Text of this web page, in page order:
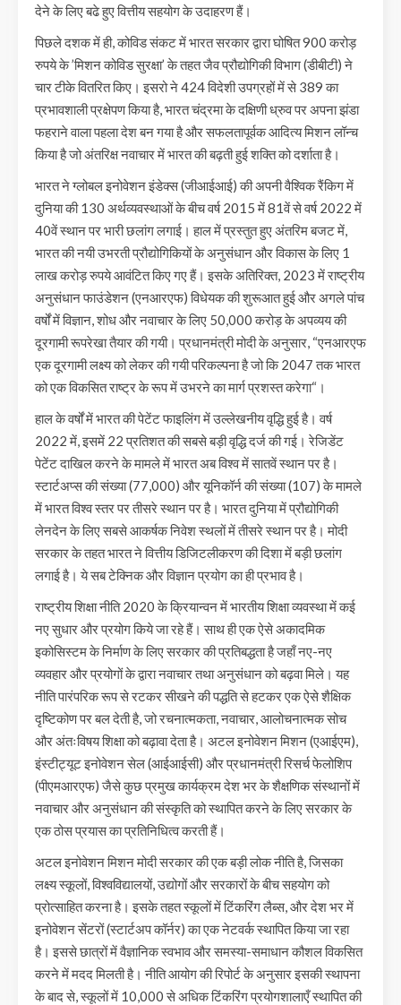
देने के लिए बढे हुए वित्तीय सहयोग के उदाहरण हैं।
पिछले दशक में ही, कोविड संकट में भारत सरकार द्वारा घोषित 900 करोड़
रुपये के ’मिशन कोविड सुरक्षा’ के तहत जैव प्रौद्योगिकी विभाग (डीबीटी) ने
चार टीके वितरित किए। इसरो ने 424 विदेशी उपग्रहों में से 389 का
प्रभावशाली प्रक्षेपण किया है, भारत चंद्रमा के दक्षिणी ध्रुव पर अपना झंडा
फहराने वाला पहला देश बन गया है और सफलतापूर्वक आदित्य मिशन लॉन्च
किया है जो अंतरिक्ष नवाचार में भारत की बढ़ती हुई शक्ति को दर्शाता है।
भारत ने ग्लोबल इनोवेशन इंडेक्स (जीआईआई) की अपनी वैश्विक रैंकिग में
दुनिया की 130 अर्थव्यवस्थाओं के बीच वर्ष 2015 में 81वें से वर्ष 2022 में
40वें स्थान पर भारी छलांग लगाई। हाल में प्रस्तुत हुए अंतरिम बजट में,
भारत की नयी उभरती प्रौद्योगिकियों के अनुसंधान और विकास के लिए 1
लाख करोड़ रुपये आवंटित किए गए हैं। इसके अतिरिक्त, 2023 में राष्ट्रीय
अनुसंधान फाउंडेशन (एनआरएफ) विधेयक की शुरूआत हुई और अगले पांच
वर्षों में विज्ञान, शोध और नवाचार के लिए 50,000 करोड़ के अपव्यय की
दूरगामी रूपरेखा तैयार की गयी। प्रधानमंत्री मोदी के अनुसार, “एनआरएफ
एक दूरगामी लक्ष्य को लेकर की गयी परिकल्पना है जो कि 2047 तक भारत
को एक विकसित राष्ट्र के रूप में उभरने का मार्ग प्रशस्त करेगा“।
हाल के वर्षों में भारत की पेटेंट फाइलिंग में उल्लेखनीय वृद्धि हुई है। वर्ष
2022 में, इसमें 22 प्रतिशत की सबसे बड़ी वृद्धि दर्ज की गई। रेजिडेंट
पेटेंट दाखिल करने के मामले में भारत अब विश्व में सातवें स्थान पर है।
स्टार्टअप्स की संख्या (77,000) और यूनिकॉर्न की संख्या (107) के मामले
में भारत विश्व स्तर पर तीसरे स्थान पर है। भारत दुनिया में प्रौद्योगिकी
लेनदेन के लिए सबसे आकर्षक निवेश स्थलों में तीसरे स्थान पर है। मोदी
सरकार के तहत भारत ने वित्तीय डिजिटलीकरण की दिशा में बड़ी छलांग
लगाई है। ये सब टेक्निक और विज्ञान प्रयोग का ही प्रभाव है।
राष्ट्रीय शिक्षा नीति 2020 के क्रियान्वन में भारतीय शिक्षा व्यवस्था में कई
नए सुधार और प्रयोग किये जा रहे हैं। साथ ही एक ऐसे अकादमिक
इकोसिस्टम के निर्माण के लिए सरकार की प्रतिबद्धता है जहाँ नए-नए
व्यवहार और प्रयोगों के द्वारा नवाचार तथा अनुसंधान को बढ़वा मिले। यह
नीति पारंपरिक रूप से रटकर सीखने की पद्धति से हटकर एक ऐसे शैक्षिक
दृष्टिकोण पर बल देती है, जो रचनात्मकता, नवाचार, आलोचनात्मक सोच
और अंतःविषय शिक्षा को बढ़ावा देता है। अटल इनोवेशन मिशन (एआईएम),
इंस्टीट्यूट इनोवेशन सेल (आईआईसी) और प्रधानमंत्री रिसर्च फेलोशिप
(पीएमआरएफ) जैसे कुछ प्रमुख कार्यक्रम देश भर के शैक्षणिक संस्थानों में
नवाचार और अनुसंधान की संस्कृति को स्थापित करने के लिए सरकार के
एक ठोस प्रयास का प्रतिनिधित्व करती हैं।
अटल इनोवेशन मिशन मोदी सरकार की एक बड़ी लोक नीति है, जिसका
लक्ष्य स्कूलों, विश्वविद्यालयों, उद्योगों और सरकारों के बीच सहयोग को
प्रोत्साहित करना है। इसके तहत स्कूलों में टिंकरिंग लैब्स, और देश भर में
इनोवेशन सेंटरों (स्टार्टअप कॉर्नर) का एक नेटवर्क स्थापित किया जा रहा
है। इससे छात्रों में वैज्ञानिक स्वभाव और समस्या-समाधान कौशल विकसित
करने में मदद मिलती है। नीति आयोग की रिपोर्ट के अनुसार इसकी स्थापना
के बाद से, स्कूलों में 10,000 से अधिक टिंकरिंग प्रयोगशालाएँ स्थापित की